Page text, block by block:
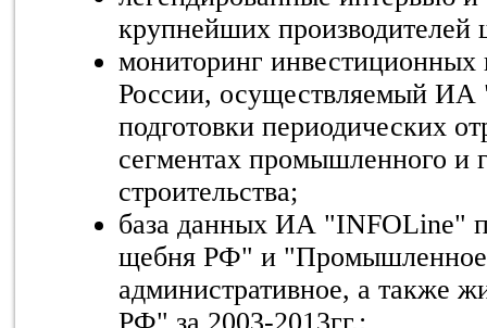
крупнейших производителей
мониторинг инвестиционных
России, осуществляемый ИА
подготовки периодических
сегментах промышленного и
строительства;
база данных ИА "INFOLine"
щебня РФ" и "Промышленное,
административное, а также